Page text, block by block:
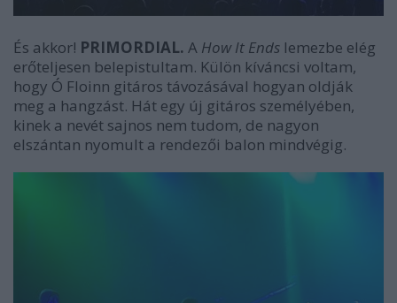
És akkor! PRIMORDIAL. A How It Ends lemezbe elég
erőteljesen belepistultam. Külön kíváncsi voltam,
hogy Ó Floinn gitáros távozásával hogyan oldják
meg a hangzást. Hát egy új gitáros személyében,
kinek a nevét sajnos nem tudom, de nagyon
elszántan nyomult a rendezői balon mindvégig.